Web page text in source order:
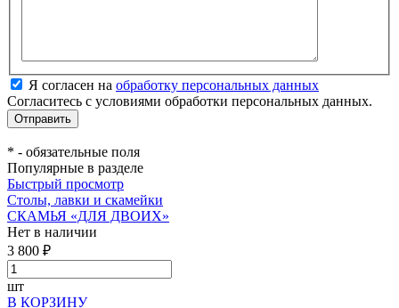
Я согласен на обработку персональных данных
Согласитесь с условиями обработки персональных данных.
* - обязательные поля
Популярные в разделе
Быстрый просмотр
Столы, лавки и скамейки
СКАМЬЯ «ДЛЯ ДВОИХ»
Нет в наличии
3 800 ₽
шт
В КОРЗИНУ